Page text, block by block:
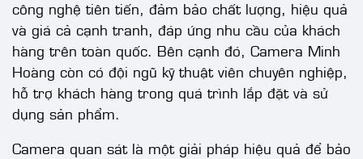
công nghệ tiên tiến, đảm bảo chất lượng, hiệu quả
và giá cả cạnh tranh, đáp ứng nhu cầu của khách
hàng trên toàn quốc. Bên cạnh đó, Camera Minh
Hoàng còn có đội ngũ kỹ thuật viên chuyên nghiệp,
hỗ trợ khách hàng trong quá trình lắp đặt và sử
dụng sản phẩm.
Camera quan sát là một giải pháp hiệu quả để bảo